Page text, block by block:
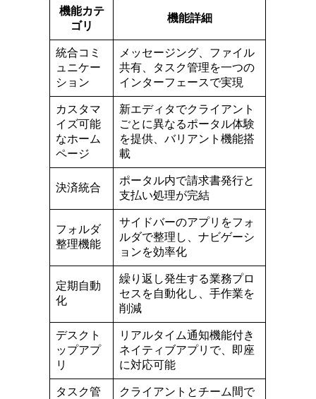
機能カテ
ゴリ
機能詳細
統合コミ
ュニケー
ション
メッセージング、ファイル
共有、タスク管理を一つの
インターフェースで実現
カスタマ
イズ可能
なホーム
ページ
新エディタでクライアント
ごとに異なるポータル体験
を提供、バリアント機能搭
載
決済統合
ポータル内で請求書発行と
支払い処理が完結
フォルダ
整理機能
サイドバーのアプリをフォ
ルダで整理し、ナビゲーシ
ョンを効率化
定期自動
化
繰り返し発生する業務プロ
セスを自動化し、手作業を
削減
デスクト
ップアプ
リ
リアルタイム通知機能付き
ネイティブアプリで、即座
に対応可能
タスク管
クライアントとチーム間で